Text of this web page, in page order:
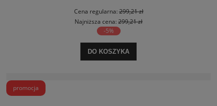
Cena regularna:299,21 zł
Najniższa cena: 299,21 zł
-5%
DO KOSZYKA
promocja